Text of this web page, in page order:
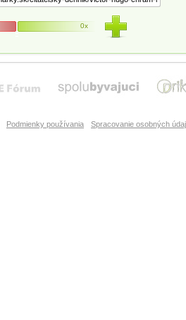
0x
Podmienky používania Spracovanie osobných